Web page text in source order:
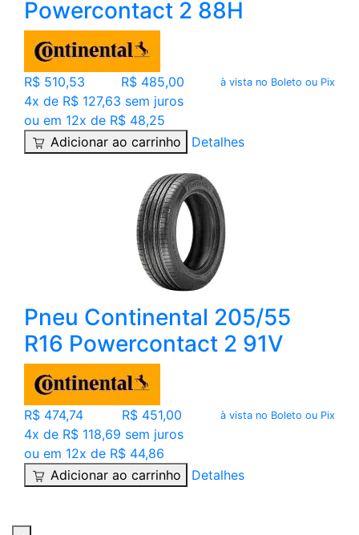
Powercontact 2 88H
R$ 510,53 R$ 485,00 à vista no Boleto ou Pix
4x de R$ 127,63 sem juros
ou em 12x de R$ 48,25
Adicionar ao carrinho
Detalhes
Pneu Continental 205/55
R16 Powercontact 2 91V
R$ 474,74 R$ 451,00 à vista no Boleto ou Pix
4x de R$ 118,69 sem juros
ou em 12x de R$ 44,86
Adicionar ao carrinho
Detalhes